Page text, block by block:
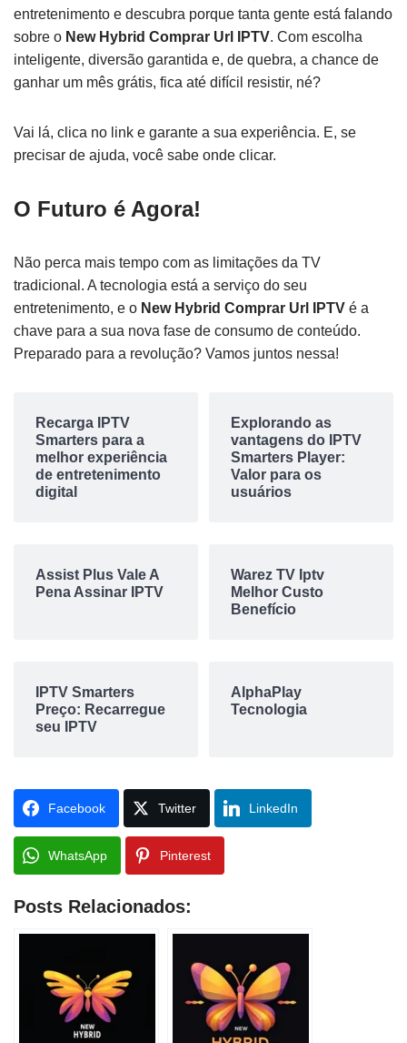
entretenimento e descubra porque tanta gente está falando
sobre o New Hybrid Comprar Url IPTV. Com escolha
inteligente, diversão garantida e, de quebra, a chance de
ganhar um mês grátis, fica até difícil resistir, né?
Vai lá, clica no link e garante a sua experiência. E, se
precisar de ajuda, você sabe onde clicar.
O Futuro é Agora!
Não perca mais tempo com as limitações da TV
tradicional. A tecnologia está a serviço do seu
entretenimento, e o New Hybrid Comprar Url IPTV é a
chave para a sua nova fase de consumo de conteúdo.
Preparado para a revolução? Vamos juntos nessa!
Recarga IPTV
Smarters para a
melhor experiência
de entretenimento
digital
Explorando as
vantagens do IPTV
Smarters Player:
Valor para os
usuários
Assist Plus Vale A
Pena Assinar IPTV
Warez TV Iptv
Melhor Custo
Benefício
IPTV Smarters
Preço: Recarregue
seu IPTV
AlphaPlay
Tecnologia
Facebook Twitter LinkedIn
WhatsApp Pinterest
Posts Relacionados: